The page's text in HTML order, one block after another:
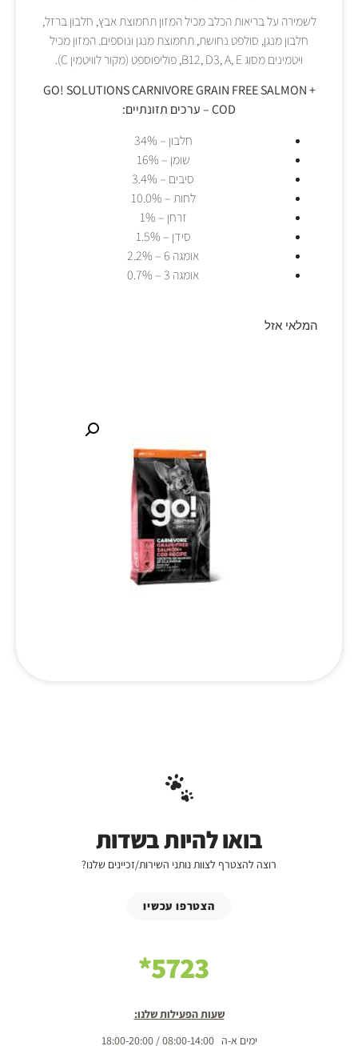
לשמירה על בריאות הכלב מכיל המזון תחמוצת אבץ, חלבון ברזל,
חלבון מנגן, סולפט נחושת, תחמוצת מנגן ונוספים. המזון מכיל
ויטמינים מסוג B12, D3, A, E, פוליפוספט (מקור לוויטמין C).
GO! SOLUTIONS CARNIVORE GRAIN FREE SALMON +
COD – ערכים תזונתיים:
חלבון – 34%
שומן – 16%
סיבים – 3.4%
לחות – 10.0%
זרחן – 1%
סידן – 1.5%
אומגה 6 – 2.2%
אומגה 3 – 0.7%
המלאי אזל
בואו להיות בשדות
רוצה להצטרף לצוות נותני השירות/זכיינים שלנו?
הצטרפו עכשיו
5723*
שעות הפעילות שלנו:
ימים א-ה 08:00-14:00 / 18:00-20:00